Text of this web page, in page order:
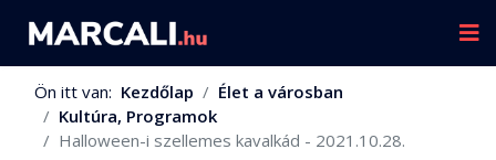
Ön itt van: Kezdőlap
Élet a városban
Kultúra, Programok
Halloween-i szellemes kavalkád - 2021.10.28.